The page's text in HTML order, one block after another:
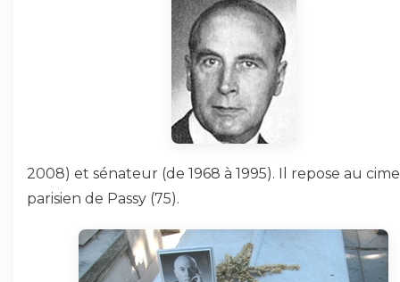
2008) et sénateur (de 1968 à 1995). Il repose au
parisien de Passy (75).